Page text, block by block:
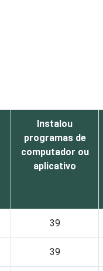
Instalou
programas de
computador ou
aplicativo
39
39